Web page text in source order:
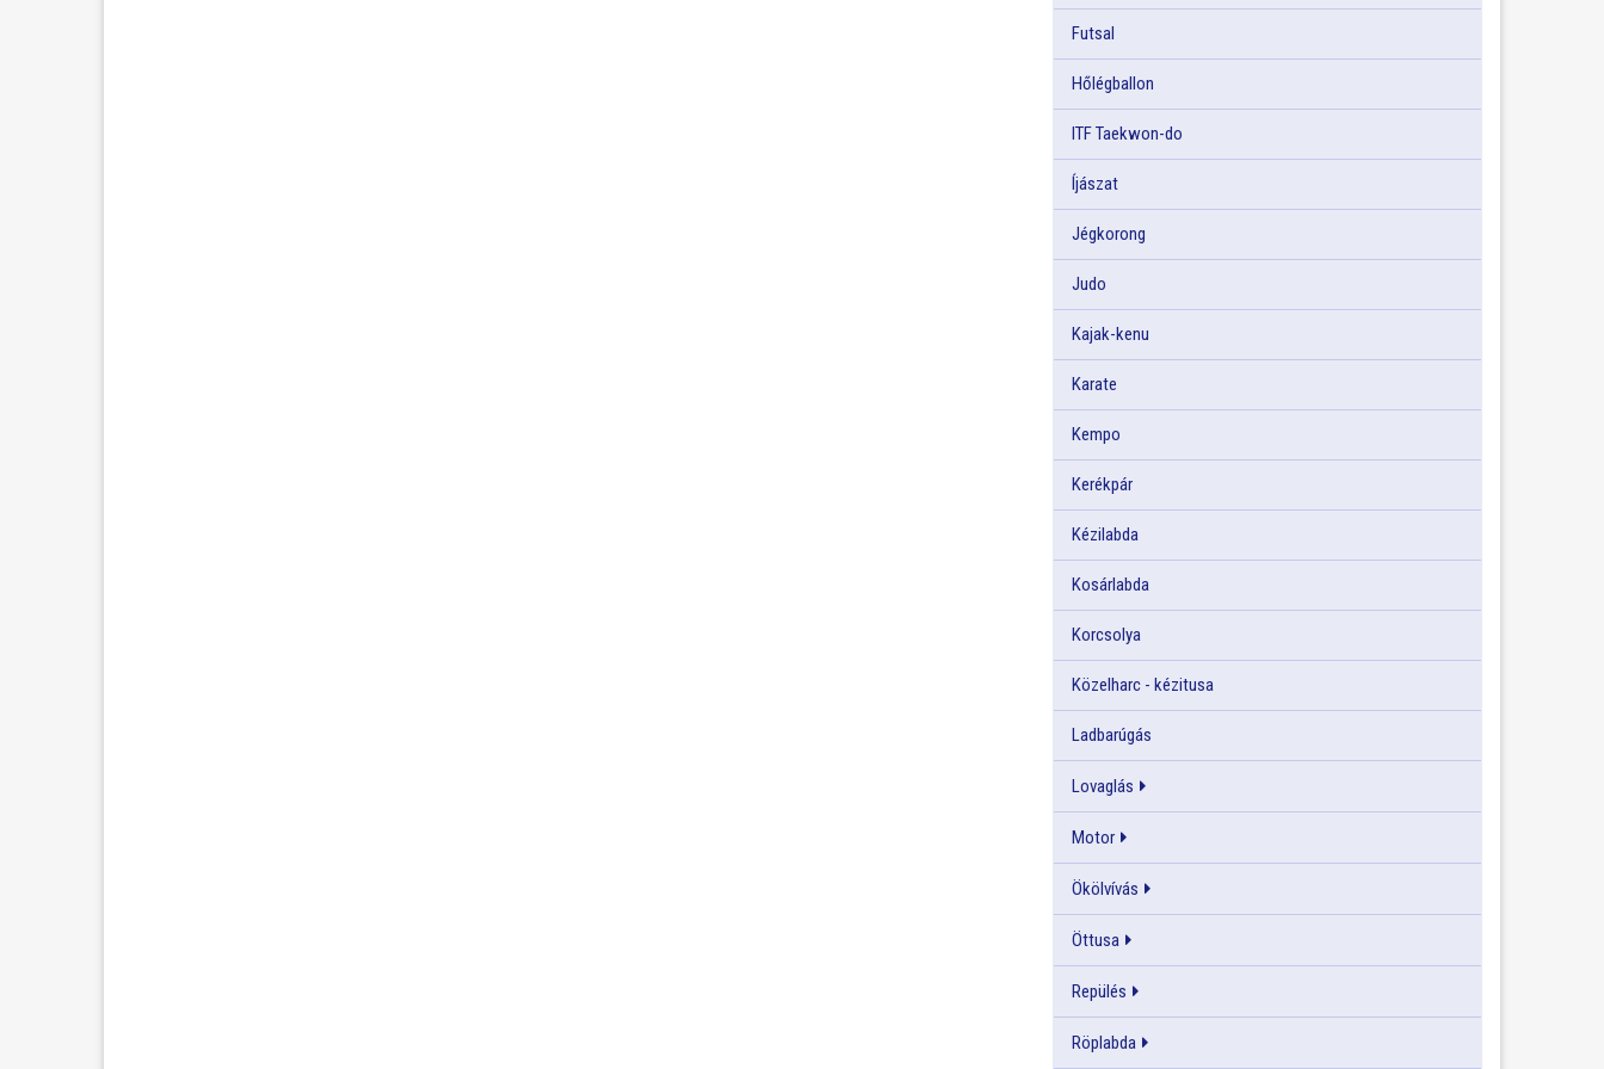
Futsal
Hőlégballon
ITF Taekwon-do
Íjászat
Jégkorong
Judo
Kajak-kenu
Karate
Kempo
Kerékpár
Kézilabda
Kosárlabda
Korcsolya
Közelharc - kézitusa
Ladbarúgás
Lovaglás
Motor
Ökölvívás
Öttusa
Repülés
Röplabda